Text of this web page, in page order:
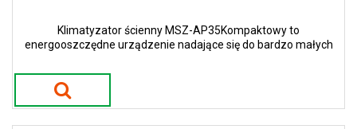
Klimatyzator ścienny MSZ-AP35Kompaktowy to
energooszczędne urządzenie nadające się do bardzo małych